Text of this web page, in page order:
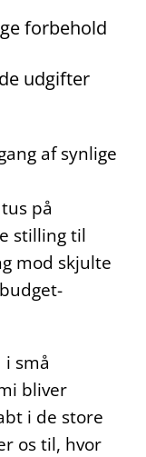
forbehold
udgifter
af synlige
på
stilling til
mod skjulte
små
bliver
i de store
os til, hvor